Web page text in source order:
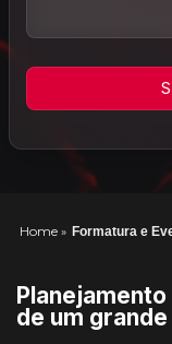
Home » Formatura e
de um